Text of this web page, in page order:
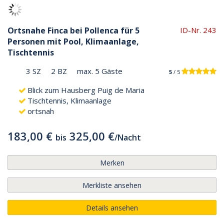
Ortsnahe Finca bei Pollenca für 5
Personen mit Pool, Klimaanlage,
Tischtennis
ID-Nr. 243
3 SZ 2 BZ max. 5 Gäste 5 / 5
Blick zum Hausberg Puig de Maria
Tischtennis, Klimaanlage
ortsnah
183,00 € bis 325,00 €/Nacht
Merken
Merkliste ansehen
Details ansehen